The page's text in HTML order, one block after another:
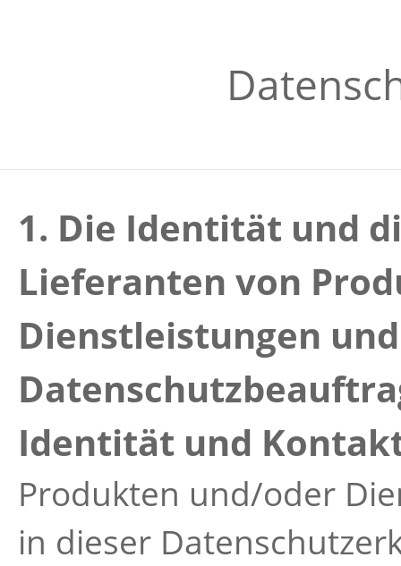
1. Die Identität und
Lieferanten von
Dienstleistungen
Identität und
Produkten und/oder
in dieser